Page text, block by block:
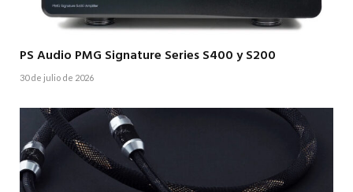
PS Audio PMG Signature Series S400 y S200
30 de julio de 2026